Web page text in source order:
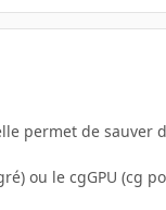
permet de sauver
ou le cgGPU (cg